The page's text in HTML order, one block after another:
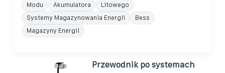
Modu Akumulatora
Litowego
Systemy Magazynowania Energii
Bess
Magazyny Energii
Przewodnik po systemach